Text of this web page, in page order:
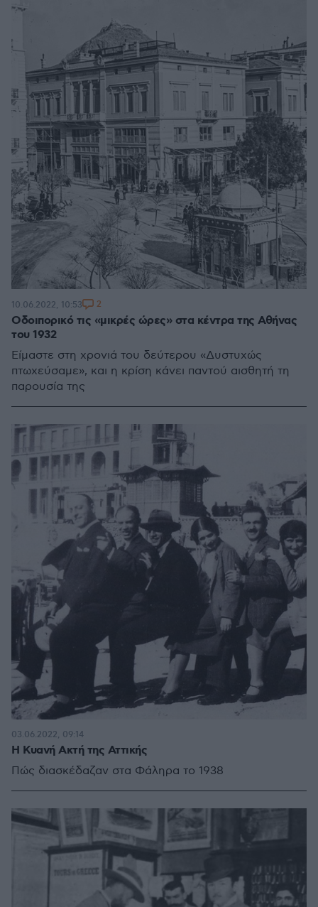
Οδοιπορικό τις «μικρές ώρες» στα κέντρα της Αθήνας
του 1932
Είμαστε στη χρονιά του δεύτερου «Δυστυχώς
πτωχεύσαμε», και η κρίση κάνει παντού αισθητή τη
παρουσία της
10.06.2022, 10:53 2
Η Κυανή Ακτή της Αττικής
Πώς διασκέδαζαν στα Φάληρα το 1938
03.06.2022, 09:14